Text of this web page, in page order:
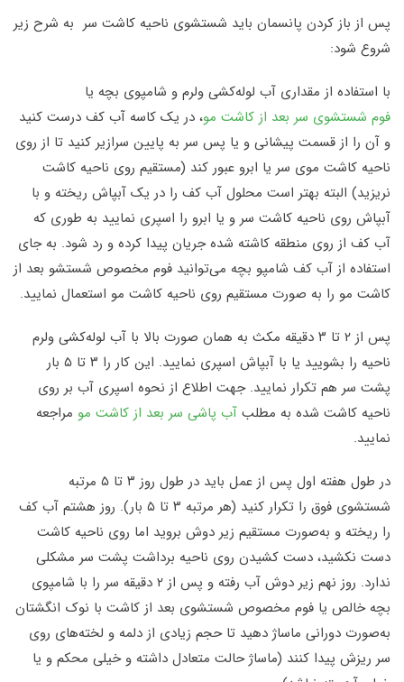
پس از باز کردن پانسمان باید شستشوی ناحیه کاشت سر به شرح زیر
شروع شود:
با استفاده از مقداری آب ‌لوله‌کشی ولرم و شامپوی بچه یا
فوم شستشوی سر بعد از کاشت مو، در یک کاسه آب کف درست کنید
و آن را از قسمت پیشانی و یا پس سر به پایین سرازیر کنید تا از روی
ناحیه کاشت موی سر یا ابرو عبور کند (مستقیم روی ناحیه کاشت
نریزید) البته بهتر است محلول آب کف را در یک آبپاش ریخته و با
آبپاش روی ناحیه کاشت سر و یا ابرو را اسپری نمایید به طوری که
آب کف از روی منطقه کاشته شده جریان پیدا کرده و رد شود. به جای
استفاده از آب کف شامپو بچه می‌توانید فوم مخصوص شستشو بعد از
کاشت مو را به صورت مستقیم روی ناحیه کاشت مو استعمال نمایید.
پس از ۲ تا ۳ دقیقه مکث به همان صورت بالا با آب ‌لوله‌کشی ولرم
ناحیه را بشویید یا با آبپاش اسپری نمایید. این کار را ۳ تا ۵ بار
پشت سر هم تکرار نمایید. جهت اطلاع از نحوه اسپری آب بر روی
ناحیه کاشت شده به مطلب آب پاشی سر بعد از کاشت مو مراجعه
نمایید.
در طول هفته اول پس از عمل باید در طول روز ۳ تا ۵ مرتبه
شستشوی فوق را تکرار کنید (هر مرتبه ۳ تا ۵ بار). روز هشتم آب کف
را ریخته و به‌صورت مستقیم زیر دوش بروید اما روی ناحیه کاشت
دست نکشید، دست کشیدن روی ناحیه برداشت پشت سر مشکلی
ندارد. روز نهم زیر دوش آب رفته و پس از ۲ دقیقه سر را با شامپوی
بچه خالص یا فوم مخصوص شستشوی بعد از کاشت با نوک انگشتان
به‌صورت دورانی ماساژ دهید تا حجم زیادی از دلمه و لخته‌های روی
سر ریزش پیدا کنند (ماساژ حالت متعادل داشته و خیلی محکم و یا